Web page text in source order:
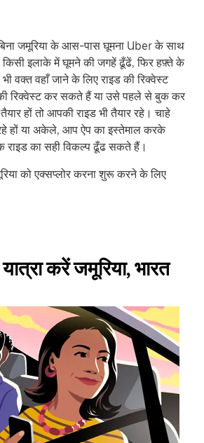
जमूरिया के आस-पास घूमना Uber के साथ
इलाके में घूमने की जगहें ढूँढें, फिर हफ़्ते के
वक्त वहाँ जाने के लिए राइड की रिक्वेस्ट
रिक्वेस्ट कर सकते हैं या उसे पहले से बुक कर
हों तो आपकी राइड भी तैयार रहे। चाहे
हों या अकेले, आप ऐप का इस्तेमाल करके
राइड का सही विकल्प ढूँढ सकते हैं।
को एक्सप्लोर करना शुरू करने के लिए
करें जमूरिया, भारत